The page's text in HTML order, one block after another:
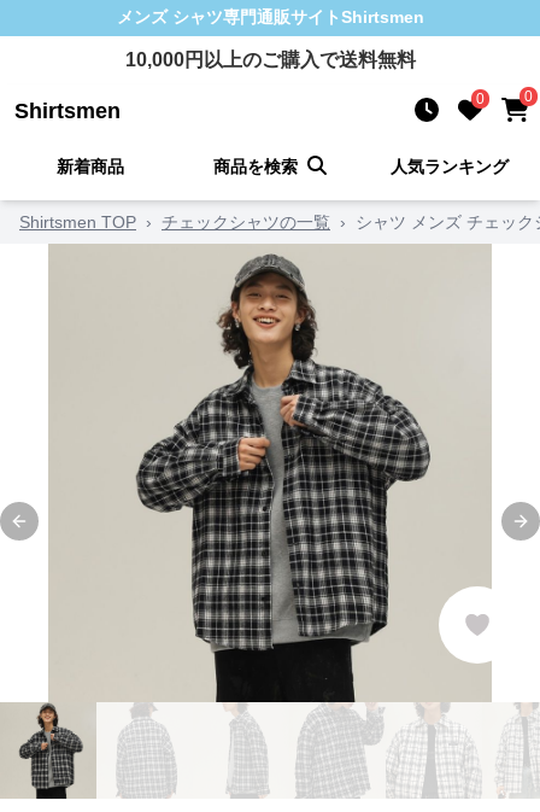
メンズ シャツ専門通販サイトShirtsmen
10,000円以上のご購入で送料無料
Shirtsmen 0 0
新着商品 商品を検索 人気ランキング
Shirtsmen TOP › チェックシャツの一覧 › シャツ メンズ チェッ
Previous slide